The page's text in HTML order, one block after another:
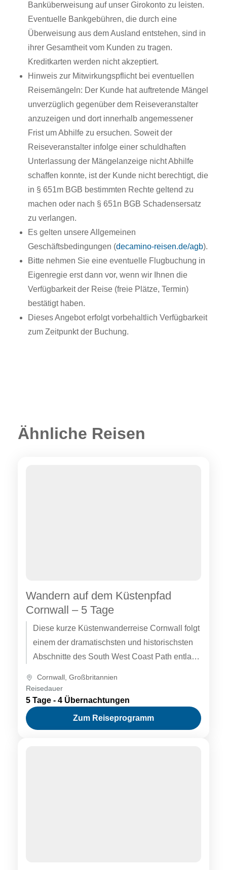
Banküberweisung auf unser Girokonto zu leisten.
Eventuelle Bankgebühren, die durch eine
Überweisung aus dem Ausland entstehen, sind in
ihrer Gesamtheit vom Kunden zu tragen.
Kreditkarten werden nicht akzeptiert.
Hinweis zur Mitwirkungspflicht bei eventuellen
Reisemängeln: Der Kunde hat auftretende Mängel
unverzüglich gegenüber dem Reiseveranstalter
anzuzeigen und dort innerhalb angemessener
Frist um Abhilfe zu ersuchen. Soweit der
Reiseveranstalter infolge einer schuldhaften
Unterlassung der Mängelanzeige nicht Abhilfe
schaffen konnte, ist der Kunde nicht berechtigt, die
in § 651m BGB bestimmten Rechte geltend zu
machen oder nach § 651n BGB Schadensersatz
zu verlangen.
Es gelten unsere Allgemeinen
Geschäftsbedingungen (decamino-reisen.de/agb).
Bitte nehmen Sie eine eventuelle Flugbuchung in
Eigenregie erst dann vor, wenn wir Ihnen die
Verfügbarkeit der Reise (freie Plätze, Termin)
bestätigt haben.
Dieses Angebot erfolgt vorbehaltlich Verfügbarkeit
zum Zeitpunkt der Buchung.
Ähnliche Reisen
Wandern auf dem Küstenpfad
Cornwall – 5 Tage
Diese kurze Küstenwanderreise Cornwall folgt
einem der dramatischsten und historischsten
Abschnitte des South West Coast Path entlang
Westcornwall, vom Künstlerstädtchen St. Ives
bis zu den markanten Landspitzen von Land’s
Cornwall, Großbritannien
Reisedauer
5 Tage - 4 Übernachtungen
Zum Reiseprogramm